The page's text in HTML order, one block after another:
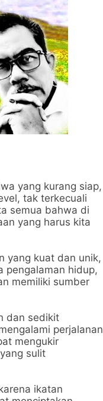
yang kurang siap,
tak terkecuali
semua bahwa di
yang harus kita
yang kuat dan unik,
pengalaman hidup,
memiliki sumber
dan sedikit
perjalanan
mengukir
sulit
ikatan